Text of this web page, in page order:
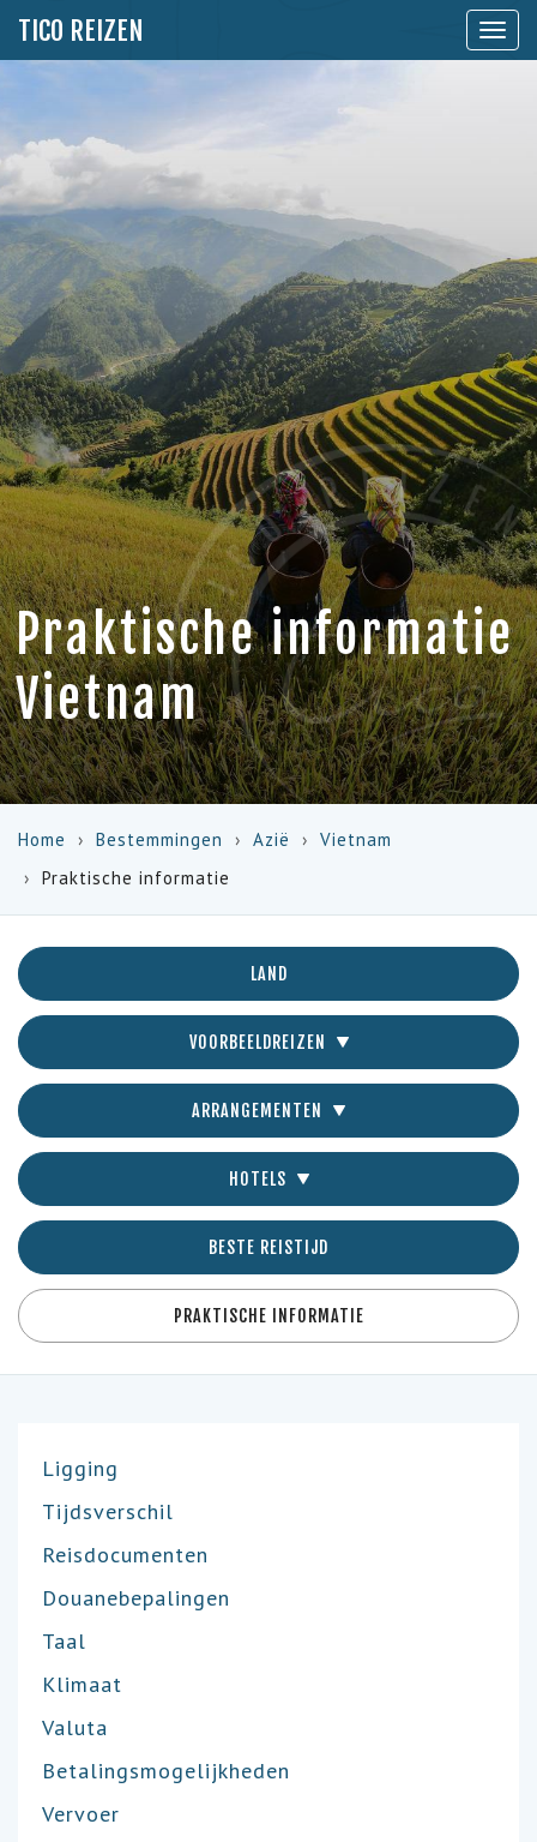
TICO REIZEN
Toon
Praktische informatie
Vietnam
Home Bestemmingen Azië
Vietnam
Praktische informatie
LAND
VOORBEELDREIZEN
ARRANGEMENTEN
HOTELS
BESTE REISTIJD
PRAKTISCHE INFORMATIE
Ligging
Tijdsverschil
Reisdocumenten
Douanebepalingen
Taal
Klimaat
Valuta
Betalingsmogelijkheden
Vervoer